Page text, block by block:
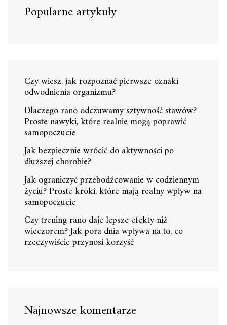
Popularne artykuły
Czy wiesz, jak rozpoznać pierwsze oznaki
odwodnienia organizmu?
Dlaczego rano odczuwamy sztywność stawów?
Proste nawyki, które realnie mogą poprawić
samopoczucie
Jak bezpiecznie wrócić do aktywności po
dłuższej chorobie?
Jak ograniczyć przebodźcowanie w codziennym
życiu? Proste kroki, które mają realny wpływ na
samopoczucie
Czy trening rano daje lepsze efekty niż
wieczorem? Jak pora dnia wpływa na to, co
rzeczywiście przynosi korzyść
Najnowsze komentarze